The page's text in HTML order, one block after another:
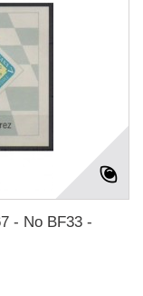
- No BF33 -